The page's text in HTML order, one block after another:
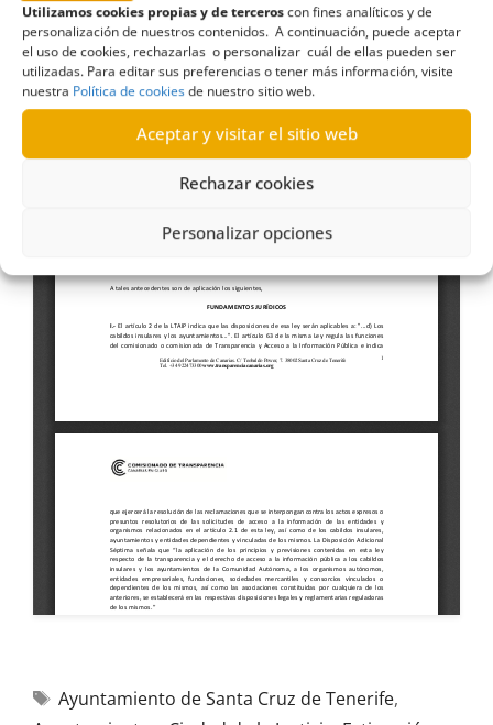
Utilizamos cookies propias y de terceroscon fines analíticos y de
personalización de nuestros contenidos. A continuación, puede aceptar
el uso de cookies, rechazarlas o personalizar cuál de ellas pueden ser
utilizadas. Para editar sus preferencias o tener más información, visite
nuestra Política de cookiesde nuestro sitio web.
Aceptar y visitar el sitio web
Rechazar cookies
Personalizar opciones
Ayuntamiento de Santa Cruz de Tenerife,